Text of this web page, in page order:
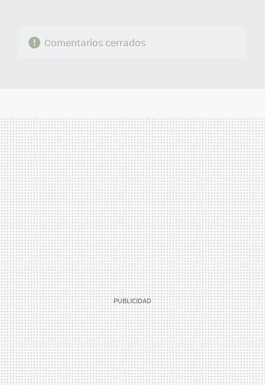
Comentarios cerrados